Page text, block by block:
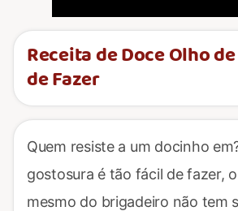
Receita de Doce Olho
de Fazer
Quem resiste a um docinho
gostosura é tão fácil de fazer,
mesmo do brigadeiro não tem